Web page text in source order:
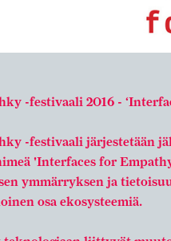
-festivaali 2016 -
-festivaali järjestetään
'Interfaces for
ymmärryksen ja
osa ekosysteemiä.